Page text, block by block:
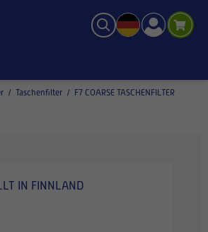
/ Taschenfilter / F7 COARSE TASCHENFILTER
IN FINNLAND